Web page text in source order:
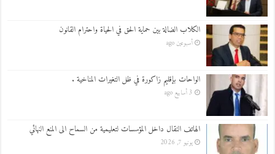
الكلاب الضالة بين حماية الحق في الحياة واحترام القانون
أسبوعين ago
الواحات بإقليم زاكورة في ظل التغيرات المناخية .
3 أسابيع ago
الهاتف النقال داخل المؤسسات لتعليمية من السماح الى المنع النهائي
يونيو 7, 2026